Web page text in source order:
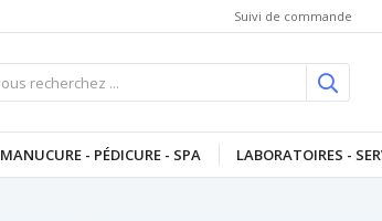
Suivi de commande
MANUCURE - PÉDICURE - SPA LABORATOIRES -